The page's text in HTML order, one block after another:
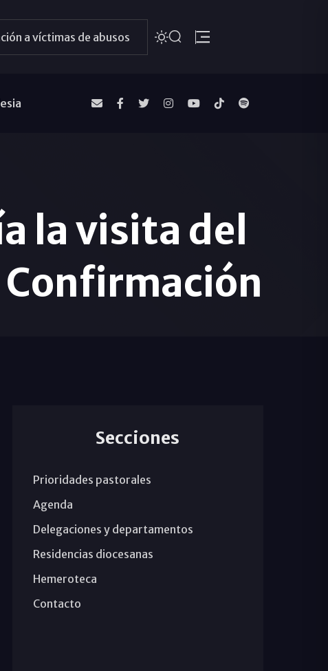
a víctimas de abusos
la visita del
Confirmación
Secciones
Prioridades pastorales
Agenda
Delegaciones y departamentos
Residencias diocesanas
Hemeroteca
Contacto